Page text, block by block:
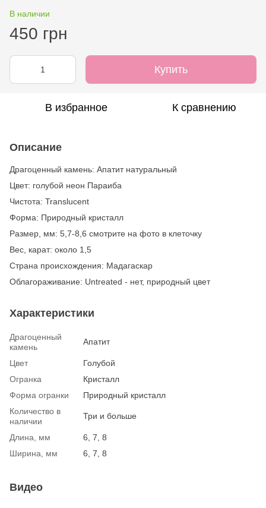
В наличии
450 грн
Купить
В избранное К сравнению
Описание
Драгоценный камень: Апатит натуральный
Цвет: голубой неон Параиба
Чистота: Translucent
Форма: Природный кристалл
Размер, мм: 5,7-8,6 смотрите на фото в клеточку
Вес, карат: около 1,5
Страна происхождения: Мадагаскар
Облагораживание: Untreated - нет, природный цвет
Характеристики
Драгоценный
камень
Апатит
Цвет
Голубой
Огранка
Кристалл
Форма огранки
Природный кристалл
Количество в
наличии
Три и больше
Длина, мм
6, 7, 8
Ширина, мм
6, 7, 8
Видео